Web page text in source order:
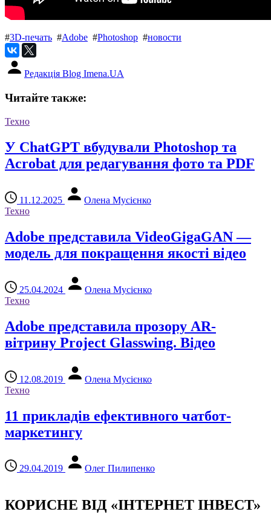
#3D-печать #Adobe #Photoshop #новости
Редакція Blog Imena.UA
Читайте также:
Техно
У ChatGPT вбудували Photoshop та
Acrobat для редагування фото та PDF
11.12.2025
Олена Мусієнко
Техно
Adobe представила VideoGigaGAN —
модель для покращення якості відео
25.04.2024
Олена Мусієнко
Техно
Adobe представила прозору AR-
вітрину Project Glasswing. Відео
12.08.2019
Олена Мусієнко
Техно
11 прикладів ефективного чатбот-
маркетингу
29.04.2019 Олег Пилипенко
КОРИСНЕ ВІД «ІНТЕРНЕТ ІНВЕСТ»